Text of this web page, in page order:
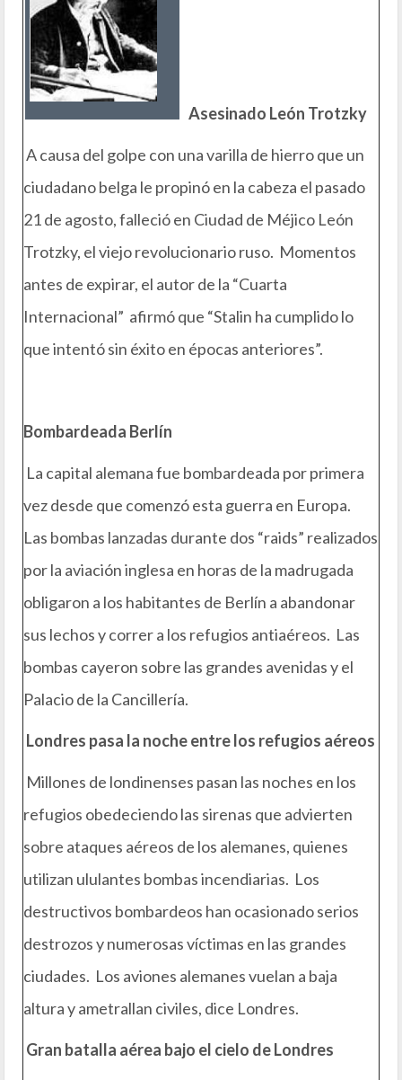
Asesinado León Trotzky
A causa del golpe con una varilla de hierro que un
ciudadano belga le propinó en la cabeza el pasado
21 de agosto, falleció en Ciudad de Méjico León
Trotzky, el viejo revolucionario ruso. Momentos
antes de expirar, el autor de la “Cuarta
Internacional” afirmó que “Stalin ha cumplido lo
que intentó sin éxito en épocas anteriores”.
Bombardeada Berlín
La capital alemana fue bombardeada por primera
vez desde que comenzó esta guerra en Europa.
Las bombas lanzadas durante dos “raids” realizados
por la aviación inglesa en horas de la madrugada
obligaron a los habitantes de Berlín a abandonar
sus lechos y correr a los refugios antiaéreos. Las
bombas cayeron sobre las grandes avenidas y el
Palacio de la Cancillería.
Londres pasa la noche entre los refugios aéreos
Millones de londinenses pasan las noches en los
refugios obedeciendo las sirenas que advierten
sobre ataques aéreos de los alemanes, quienes
utilizan ululantes bombas incendiarias. Los
destructivos bombardeos han ocasionado serios
destrozos y numerosas víctimas en las grandes
ciudades. Los aviones alemanes vuelan a baja
altura y ametrallan civiles, dice Londres.
Gran batalla aérea bajo el cielo de Londres